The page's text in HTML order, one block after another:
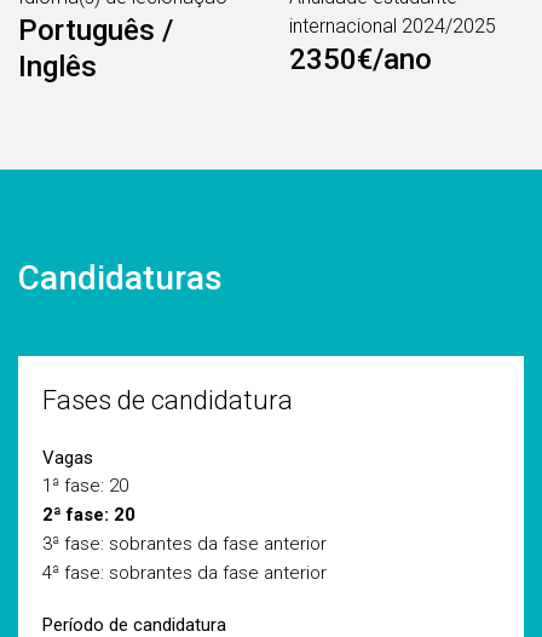
Português /
Inglês
internacional 2024/2025
2350€/ano
Candidaturas
Fases de candidatura
Vagas
1ª fase: 20
2ª fase: 20
3ª fase: sobrantes da fase anterior
4ª fase: sobrantes da fase anterior
Período de candidatura